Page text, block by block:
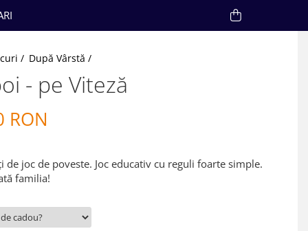
/ După Vârstă /
- pe Viteză
RON
de joc de poveste. Joc educativ cu reguli foarte simple.
familia!